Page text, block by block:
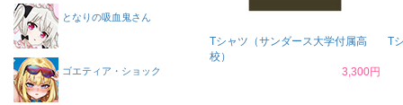
Tシャツ（サンダース大学付属高
校）
3,300円
T
となりの吸血鬼さん
ゴエティア・ショック